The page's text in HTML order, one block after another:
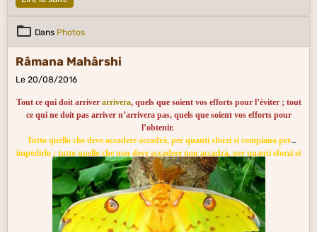
Dans Photos
Râmana Mahârshi
Le 20/08/2016
Tout ce qui doit arriver arrivera, quels que soient vos efforts pour l’éviter ; tout
ce qui ne doit pas arriver n’arrivera pas, quels que soient vos efforts pour
l’obtenir.
Tutto quello che deve accadere accadrà, per quanti sforzi si compiano per
impedirlo ; tutto quello che non deve accadere non accadrà, per quanti sforzi si
compiano per ottenerlo.